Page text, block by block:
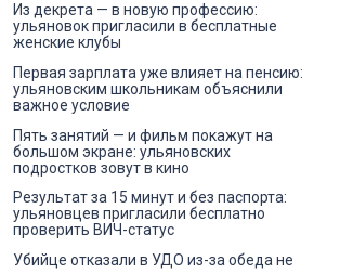
Из декрета — в новую профессию:
ульяновок пригласили в бесплатные
женские клубы
Первая зарплата уже влияет на пенсию:
ульяновским школьникам объяснили
важное условие
Пять занятий — и фильм покажут на
большом экране: ульяновских
подростков зовут в кино
Результат за 15 минут и без паспорта:
ульяновцев пригласили бесплатно
проверить ВИЧ-статус
Убийце отказали в УДО из-за обеда не